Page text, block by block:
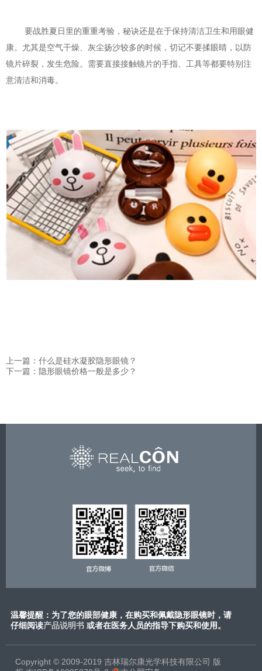
要战胜夏日里的重重考验，秘诀还是在于保持清洁卫生和用眼健
康。尤其是空气干燥、灰尘扬沙较多的时候，切记不要揉眼睛，以防
镜片碎裂，发生危险。需要直接接触镜片的手指、工具等都要特别注
意清洁和消毒。
上一篇：什么是硅水凝胶隐形眼镜？
下一篇：隐形眼镜价格一般是多少？
温馨提醒：为了您的眼部健康，在购买和佩戴隐形眼镜时，请
仔细阅读产品说明书 或​者在医务人员的指导下购买和使用。
Copyright © 2009-2019 吉林瑞尔康光学科技有限公司 版